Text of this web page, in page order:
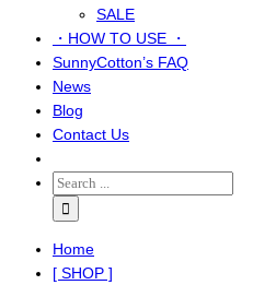
SALE
・HOW TO USE ・
SunnyCotton’s FAQ
News
Blog
Contact Us
Home
[ SHOP ]